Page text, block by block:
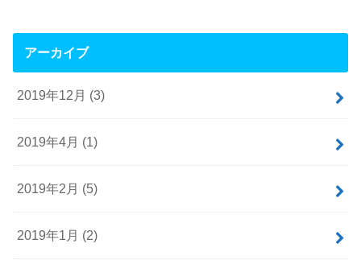
アーカイブ
2019年12月 (3)
2019年4月 (1)
2019年2月 (5)
2019年1月 (2)